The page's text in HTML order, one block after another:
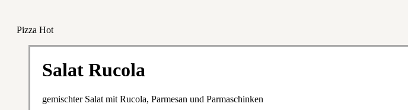
Pizza Hot
Salat Rucola
gemischter Salat mit Rucola, Parmesan und Parmaschinken